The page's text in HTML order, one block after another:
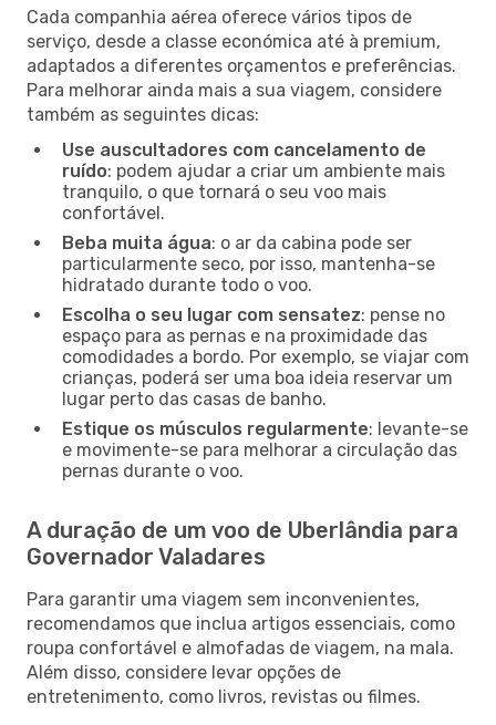
Cada companhia aérea oferece vários tipos de
serviço, desde a classe económica até à premium,
adaptados a diferentes orçamentos e preferências.
Para melhorar ainda mais a sua viagem, considere
também as seguintes dicas:
Use auscultadores com cancelamento de
ruído: podem ajudar a criar um ambiente mais
tranquilo, o que tornará o seu voo mais
confortável.
Beba muita água: o ar da cabina pode ser
particularmente seco, por isso, mantenha-se
hidratado durante todo o voo.
Escolha o seu lugar com sensatez: pense no
espaço para as pernas e na proximidade das
comodidades a bordo. Por exemplo, se viajar com
crianças, poderá ser uma boa ideia reservar um
lugar perto das casas de banho.
Estique os músculos regularmente: levante-se
e movimente-se para melhorar a circulação das
pernas durante o voo.
A duração de um voo de Uberlândia para
Governador Valadares
Para garantir uma viagem sem inconvenientes,
recomendamos que inclua artigos essenciais, como
roupa confortável e almofadas de viagem, na mala.
Além disso, considere levar opções de
entretenimento, como livros, revistas ou filmes.